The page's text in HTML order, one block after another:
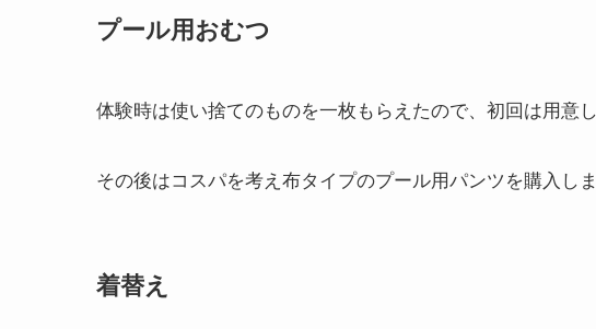
プール用おむつ
体験時は使い捨てのものを一枚もらえたので、初回は用意
その後はコスパを考え布タイプのプール用パンツを購入しま
着替え